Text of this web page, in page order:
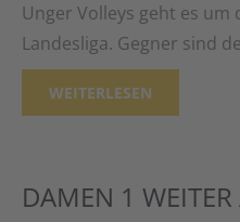
Unger Volleys geht es um
Landesliga. Gegner sind
WEITERLESEN
DAMEN 1